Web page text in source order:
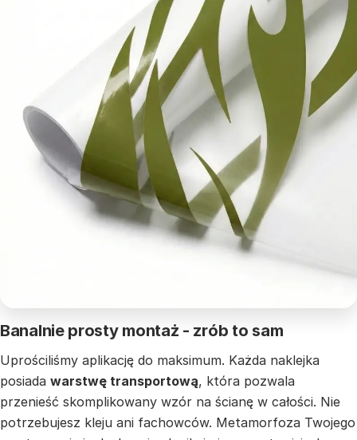
Banalnie prosty montaż - zrób to sam
Uprościliśmy aplikację do maksimum. Każda naklejka
posiada warstwę transportową, która pozwala
przenieść skomplikowany wzór na ścianę w całości. Nie
potrzebujesz kleju ani fachowców. Metamorfoza Twojego